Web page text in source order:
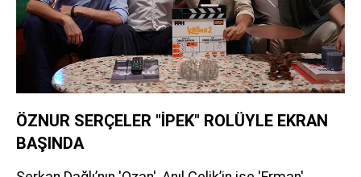
ÖZNUR SERÇELER "İPEK" ROLÜYLE EKRAN
BAŞINDA